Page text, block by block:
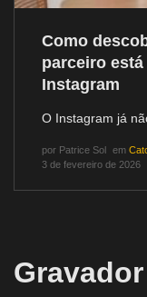
Como
parceiro
Instagram
O Instagram já
por Patrice Sol em
3 de fevereiro de 2026